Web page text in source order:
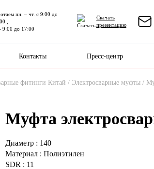
пн. – чт. с 9:00 до
,
9:00 до 17:00
Скачать
презентацию
Контакты Пресс-центр
фитинги Китай / Электросварные муфты /
Муфта
Диаметр : 140
Материал : Полиэтилен
SDR : 11